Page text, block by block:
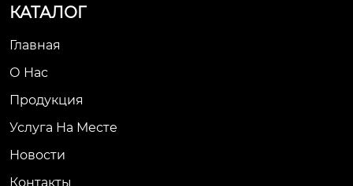
КАТАЛОГ
Главная
О Нас
Продукция
Услуга На Месте
Новости
Контакты